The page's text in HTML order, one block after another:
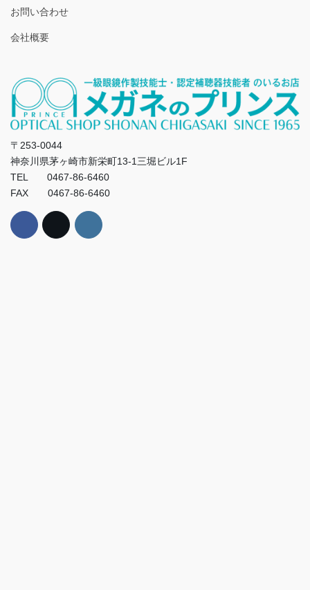
お問い合わせ
会社概要
〒253-0044
神奈川県茅ヶ崎市新栄町13-1三堀ビル1F
TEL 0467-86-6460
FAX 0467-86-6460